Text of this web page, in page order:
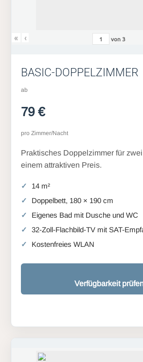
« ‹ von3
BASIC-DOPPELZIMMER
ab
79 €
pro Zimmer/Nacht
Praktisches Doppelzimmer für
einem attraktiven Preis.
14 m²
Doppelbett, 180 × 190 cm
Eigenes Bad mit Dusche und WC
32-Zoll-Flachbild-TV mit SAT-
Kostenfreies WLAN
Verfügbarkeit